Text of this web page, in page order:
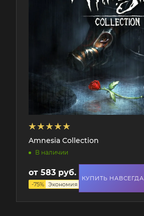
Amnesia Collection
В наличии
от 583 руб.
-75% Экономия
КУПИТЬ НАВСЕГДА